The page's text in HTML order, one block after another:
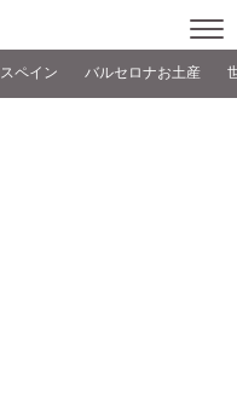
スペイン バルセロナお土産